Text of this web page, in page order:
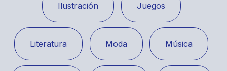
Ilustración Juegos
Literatura Moda Música